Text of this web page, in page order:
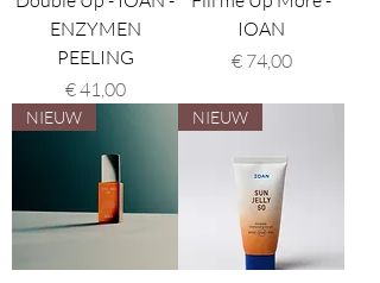
ENZYMEN
PEELING
Prijs
€ 41,00
IOAN
Prijs
€ 74,00
NIEUW NIEUW